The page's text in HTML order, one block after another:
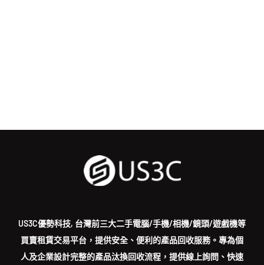
US3C優勢科技, 台灣前三大二手電腦/手機/相機/鏡頭/遊戲機等
買賣租賃交易平台，提供安全、便利的產品回收服務。專為個
人及企業設計完整的產品汰換回收流程，提供線上詢問、快速